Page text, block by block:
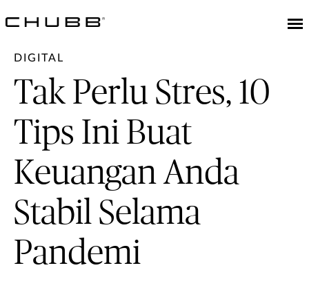
DIGITAL
Tak Perlu Stres, 10
Tips Ini Buat
Keuangan Anda
Stabil Selama
Pandemi